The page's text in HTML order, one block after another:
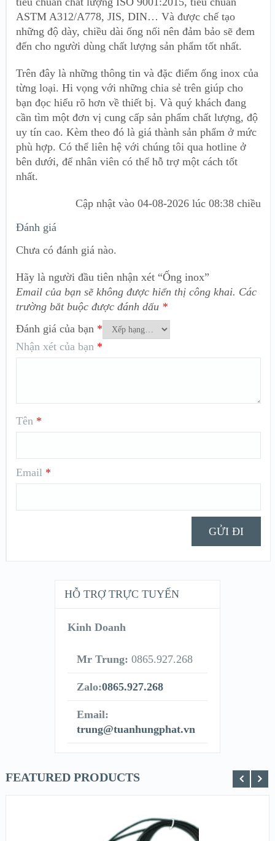
ASTM A312/A778, JIS, DIN… Và được chế tạo
những độ dày, chiều dài ống nối nên đảm bảo sẽ đem
đến cho người dùng chất lượng sản phẩm tốt nhất.
Trên đây là những thông tin và đặc điểm ống inox của
từng loại. Hi vọng với những chia sẻ trên giúp cho
bạn đọc hiểu rõ hơn về thiết bị. Và quý khách đang
cần tìm một đơn vị cung cấp sản phẩm chất lượng, độ
uy tín cao. Kèm theo đó là giá thành sản phẩm ở mức
phù hợp. Có thể liên hệ với chúng tôi qua hotline ở
bên dưới, để nhân viên có thể hỗ trợ một cách tốt
nhất.
Cập nhật vào 04-08-2026 lúc 08:38 chiều
Đánh giá
Chưa có đánh giá nào.
Hãy là người đầu tiên nhận xét “Ống inox”
Email của bạn sẽ không được hiển thị công khai. Các
trường bắt buộc được đánh dấu *
Đánh giá của bạn *
Nhận xét của bạn *
Tên *
Email *
HỖ TRỢ TRỰC TUYẾN
Kinh Doanh
Mr Trung: 0865.927.268
Zalo:0865.927.268
Email:
trung@tuanhungphat.vn
FEATURED PRODUCTS